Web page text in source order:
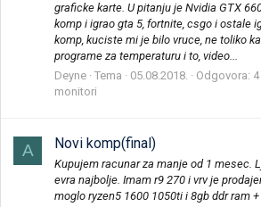
graficke karte. U pitanju je Nvidia GTX
komp i igrao gta 5, fortnite, csgo i ostale
komp, kuciste mi je bilo vruce, ne toliko
programe za temperaturu i to, video...
Deyne Tema 05.08.2018. Odgovora: 4
monitori
A Novi komp(final)
Kupujem racunar za manje od 1 mesec.
evra najbolje. Imam r9 270 i vrv je
moglo ryzen5 1600 1050ti i 8gb ddr ram